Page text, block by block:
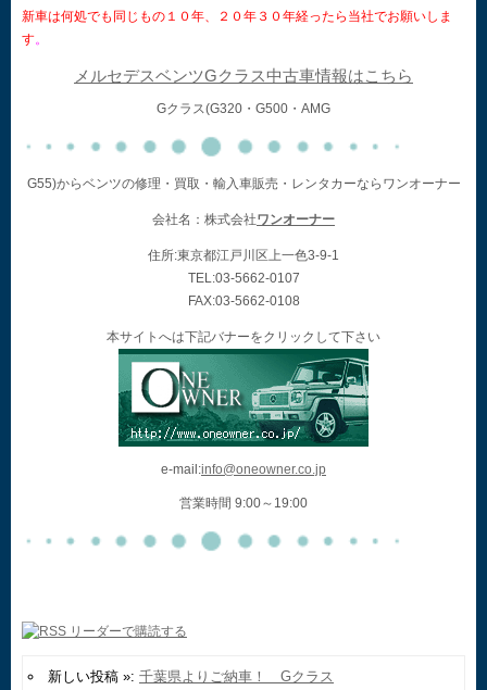
新車は何処でも同じもの１０年、２０年３０年経ったら当社でお願いしま
す。
メルセデスベンツGクラス中古車情報はこちら
Gクラス(G320・G500・AMG
G55)からベンツの修理・買取・輸入車販売・レンタカーならワンオーナー
会社名：株式会社ワンオーナー
住所:東京都江戸川区上一色3-9-1
TEL:03-5662-0107
FAX:03-5662-0108
本サイトへは下記バナーをクリックして下さい
e-mail:info@oneowner.co.jp
営業時間 9:00～19:00
新しい投稿 »: 千葉県よりご納車！ Gクラス